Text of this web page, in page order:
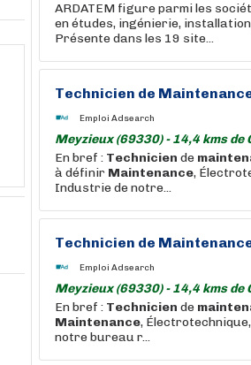
ARDATEM figure parmi les
en études, ingénierie,
Présente dans les 19 site...
Technicien de
Emploi Adsearch
Meyzieux (69330) - 14,4 kms de
En bref : Technicien de
à définir Maintenance,
Industrie de notre...
Technicien de
Emploi Adsearch
Meyzieux (69330) - 14,4 kms de
En bref : Technicien de
Maintenance,
notre bureau r...